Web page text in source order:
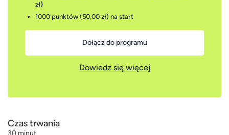
zł)
1000 punktów (50,00 zł) na start
Dołącz do programu
Dowiedz się więcej
Czas trwania
30 minut